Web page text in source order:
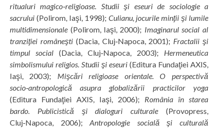
ritualuri magico‑religioase. Studii şi eseuri de sociologie a
sacrului (Polirom, Iaşi, 1998); Culianu, jocurile minţii şi lumile
multidimensionale (Polirom, Iaşi, 2000); Imaginarul social al
tranziţiei româneşti (Dacia, Cluj‑Napoca, 2001); Fractalii şi
timpul social (Dacia, Cluj‑Napoca, 2003); Hermeneutica
simbolismului religios. Studii şi eseuri (Editura Fundaţiei AXIS,
Iaşi, 2003); Mişcări religioase orientale. O perspectivă
socio‑antropologică asupra globalizării practicilor yoga
(Editura Fundaţiei AXIS, Iaşi, 2006); România în starea
bardo. Publicistică şi dialoguri culturale (Provopress,
Cluj‑Napoca, 2006);Antropologie socială şi culturală